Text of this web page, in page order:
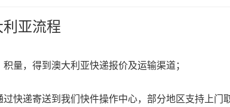
利亚流程
量，得到澳大利亚快递报价及运输渠道；
快递寄送到我们快件操作中心，部分地区支持上门